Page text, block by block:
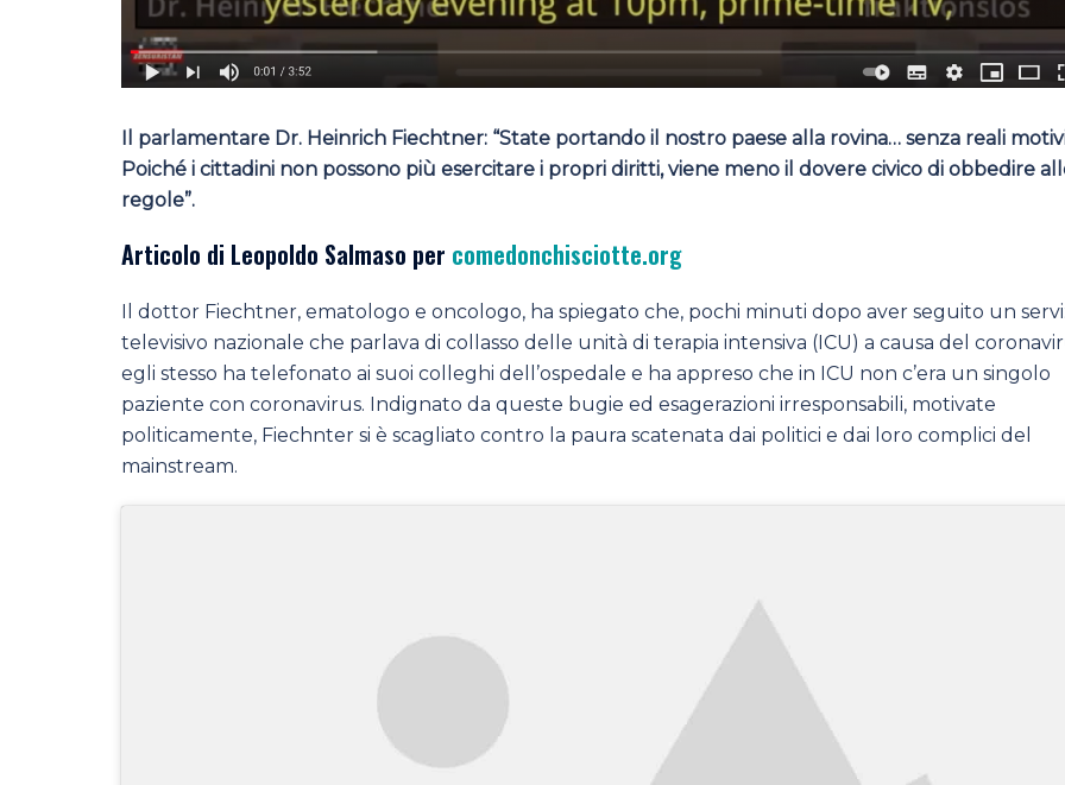
Il parlamentare Dr. Heinrich Fiechtner: “State portando il nostro paese alla rovina… senza reali
Poiché i cittadini non possono più esercitare i propri diritti, viene meno il dovere civico di obbedire
regole”.
Articolo di Leopoldo Salmaso per comedonchisciotte.org
Il dottor Fiechtner, ematologo e oncologo, ha spiegato che, pochi minuti dopo aver seguito un
televisivo nazionale che parlava di collasso delle unità di terapia intensiva (ICU) a causa del
egli stesso ha telefonato ai suoi colleghi dell’ospedale e ha appreso che in ICU non c’era un singolo
paziente con coronavirus. Indignato da queste bugie ed esagerazioni irresponsabili, motivate
politicamente, Fiechnter si è scagliato contro la paura scatenata dai politici e dai loro complici del
mainstream.